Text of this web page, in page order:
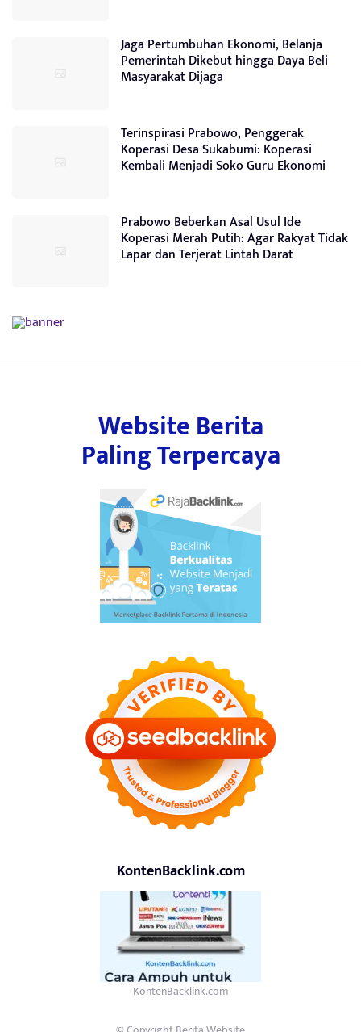
Jaga Pertumbuhan Ekonomi, Belanja
Pemerintah Dikebut hingga Daya Beli
Masyarakat Dijaga
Terinspirasi Prabowo, Penggerak
Koperasi Desa Sukabumi: Koperasi
Kembali Menjadi Soko Guru Ekonomi
Prabowo Beberkan Asal Usul Ide
Koperasi Merah Putih: Agar Rakyat Tidak
Lapar dan Terjerat Lintah Darat
Website Berita
Paling Terpercaya
KontenBacklink.com
KontenBacklink.com